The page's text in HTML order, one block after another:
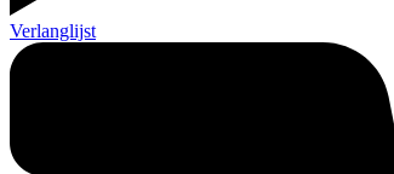
Verlanglijst